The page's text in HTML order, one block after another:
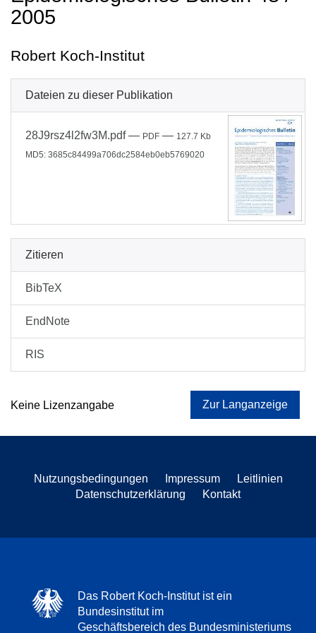
2005
Robert Koch-Institut
Dateien zu dieser Publikation
28J9rsz4l2fw3M.pdf— PDF — 127.7 Kb
MD5: 3685c84499a706dc2584eb0eb5769020
Zitieren
BibTeX
EndNote
RIS
Keine Lizenzangabe Zur Langanzeige
Nutzungsbedingungen Impressum
Leitlinien
Datenschutzerklärung
Kontakt
Das Robert Koch-Institut ist ein
Bundesinstitut im
Geschäftsbereich des Bundesministeriums